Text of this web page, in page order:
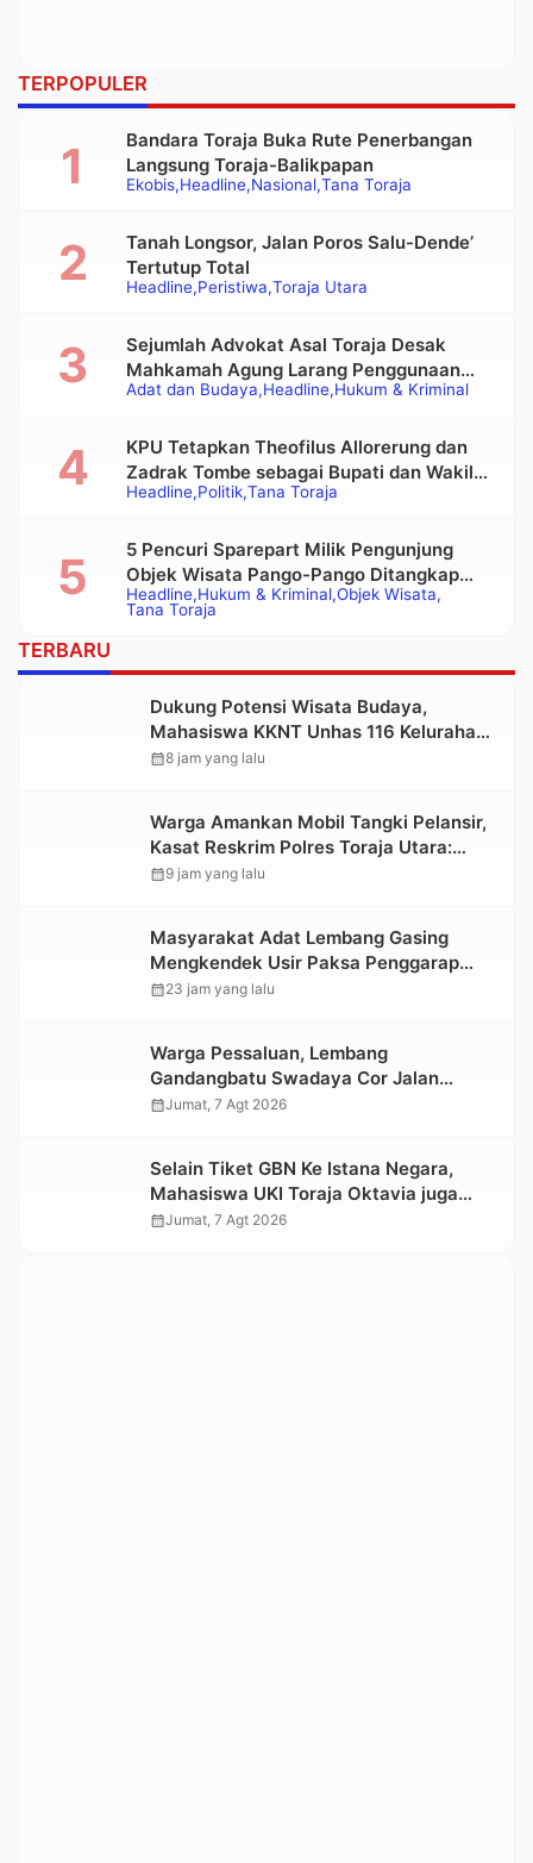
TERPOPULER
Ekobis Headline Nasional Tana Toraja
Bandara Toraja Buka Rute Penerbangan
Langsung Toraja-Balikpapan
Headline Peristiwa Toraja Utara
Tanah Longsor, Jalan Poros Salu-Dende’
Tertutup Total
Adat dan Budaya Headline Hukum & Kriminal
Sejumlah Advokat Asal Toraja Desak
Mahkamah Agung Larang Penggunaan
Alat Berat pada Eksekusi Rumah Adat
Headline Politik Tana Toraja
KPU Tetapkan Theofilus Allorerung dan
Zadrak Tombe sebagai Bupati dan Wakil
Bupati Tana Toraja Terpilih
Headline Hukum & Kriminal Objek Wisata
Tana Toraja
5 Pencuri Sparepart Milik Pengunjung
Objek Wisata Pango-Pango Ditangkap
Polisi
TERBARU
Dukung Potensi Wisata Budaya,
Mahasiswa KKNT Unhas 116 Kelurahan
Nonongan Utara Pasang Papan
calendar_month8 jam yang lalu
Warga Amankan Mobil Tangki Pelansir,
Kasat Reskrim Polres Toraja Utara:
Proses Hukum Berjalan Transparan
calendar_month9 jam yang lalu
Masyarakat Adat Lembang Gasing
Mengkendek Usir Paksa Penggarap
yang Rusak Kawasan Hutan
calendar_month23 jam yang lalu
Warga Pessaluan, Lembang
Gandangbatu Swadaya Cor Jalan
Kabupaten
calendar_monthJumat, 7 Agt 2026
Selain Tiket GBN Ke Istana Negara,
Mahasiswa UKI Toraja Oktavia juga
Lolos ke Pekan Seni Mahasiswa
calendar_monthJumat, 7 Agt 2026